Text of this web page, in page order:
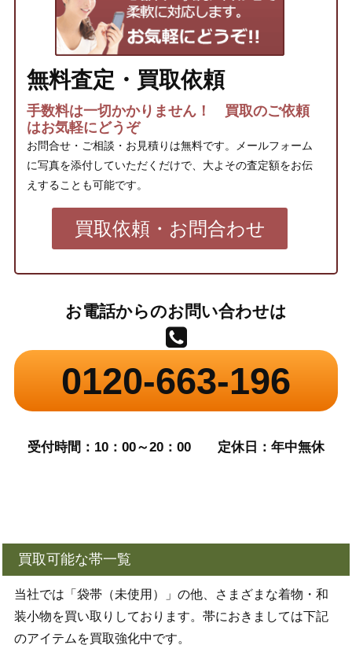
無料査定・買取依頼
手数料は一切かかりません！ 買取のご依頼
はお気軽にどうぞ
お問合せ・ご相談・お見積りは無料です。メールフォーム
に写真を添付していただくだけで、大よその査定額をお伝
えすることも可能です。
買取依頼・お問合わせ
お電話からのお問い合わせは
0120-663-196
受付時間：10：00～20：00 定休日：年中無休
買取可能な帯一覧
当社では「袋帯（未使用）」の他、さまざまな着物・和
装小物を買い取りしております。帯におきましては下記
のアイテムを買取強化中です。